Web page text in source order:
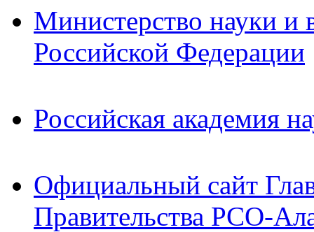
Министерство науки и
Российской Федерации
Российская академия
Официальный сайт
Правительства РСО-